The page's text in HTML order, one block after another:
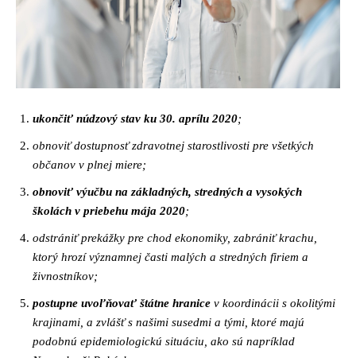
ukončiť núdzový stav ku 30. aprílu 2020;
obnoviť dostupnosť zdravotnej starostlivosti pre všetkých
občanov v plnej miere;
obnoviť výučbu na základných, stredných a vysokých
školách v priebehu mája 2020;
odstrániť prekážky pre chod ekonomiky, zabrániť krachu,
ktorý hrozí významnej časti malých a stredných firiem a
živnostníkov;
postupne uvoľňovať štátne hranice v koordinácii s okolitými
krajinami, a zvlášť s našimi susedmi a tými, ktoré majú
podobnú epidemiologickú situáciu, ako sú napríklad